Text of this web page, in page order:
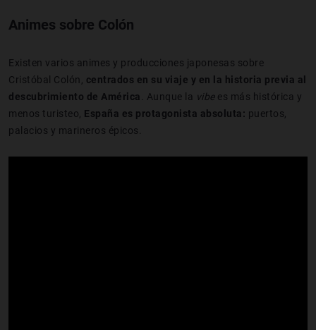
Animes sobre Colón
Existen varios animes y producciones japonesas sobre
Cristóbal Colón, centrados en su viaje y en la historia previa al
descubrimiento de América . Aunque la vibees más histórica y
menos turisteo, España es protagonista absoluta: puertos,
palacios y marineros épicos.